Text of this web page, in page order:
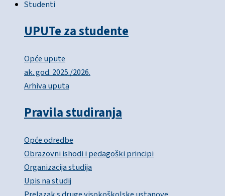
Studenti
UPUTe za studente
Opće upute
ak. god. 2025./2026.
Arhiva uputa
Pravila studiranja
Opće odredbe
Obrazovni ishodi i pedagoški principi
Organizacija studija
Upis na studij